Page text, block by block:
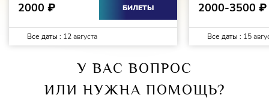
2000 ₽ БИЛЕТЫ
Все даты : 12 августа
2000-3500 ₽
Все даты : 15
У ВАС ВОПРОС
ИЛИ НУЖНА ПОМОЩЬ?